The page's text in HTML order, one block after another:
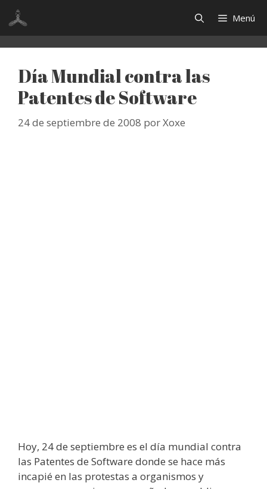
Saltar
contenido
Menú
Día Mundial contra las
Patentes de Software
24 de septiembre de 2008 porXoxe
Hoy, 24 de septiembre es el día mundial contra
las Patentes de Software donde se hace más
incapié en las protestas a organismos y